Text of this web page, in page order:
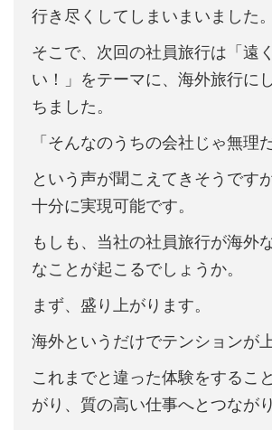
行き尽くしてしまいまいました。
そこで、次回の社員旅行は「遠
い！」をテーマに、海外旅行に
ちました。
「そんなのうちの会社じゃ無理
という声が聞こえてきそうです
十分に実現可能です。
もしも、当社の社員旅行が海外
なことが起こるでしょうか。
まず、盛り上がります。
海外というだけでテンションが
これまでと違った体験をするこ
がり、質の高い仕事へとつながり